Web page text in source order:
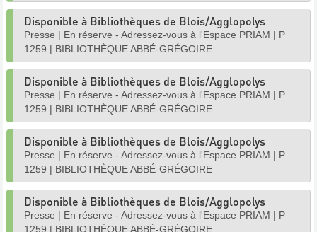
Disponible à Bibliothèques de Blois/Agglopolys
Presse | En réserve - Adressez-vous à l'Espace PRIAM | P
1259 | BIBLIOTHÈQUE ABBÉ-GRÉGOIRE
Disponible à Bibliothèques de Blois/Agglopolys
Presse | En réserve - Adressez-vous à l'Espace PRIAM | P
1259 | BIBLIOTHÈQUE ABBÉ-GRÉGOIRE
Disponible à Bibliothèques de Blois/Agglopolys
Presse | En réserve - Adressez-vous à l'Espace PRIAM | P
1259 | BIBLIOTHÈQUE ABBÉ-GRÉGOIRE
Disponible à Bibliothèques de Blois/Agglopolys
Presse | En réserve - Adressez-vous à l'Espace PRIAM | P
1259 | BIBLIOTHÈQUE ABBÉ-GRÉGOIRE